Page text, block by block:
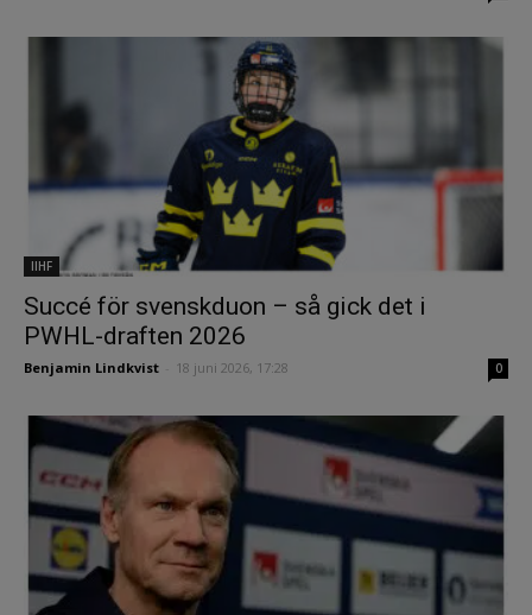
IIHF
Succé för svenskduon – så gick det i
PWHL-draften 2026
Benjamin Lindkvist 18 juni 2026, 17:28 0